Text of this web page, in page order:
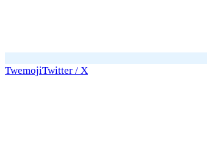
TwemojiTwitter / X